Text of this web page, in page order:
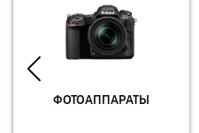
ФОТОАППАРАТЫ